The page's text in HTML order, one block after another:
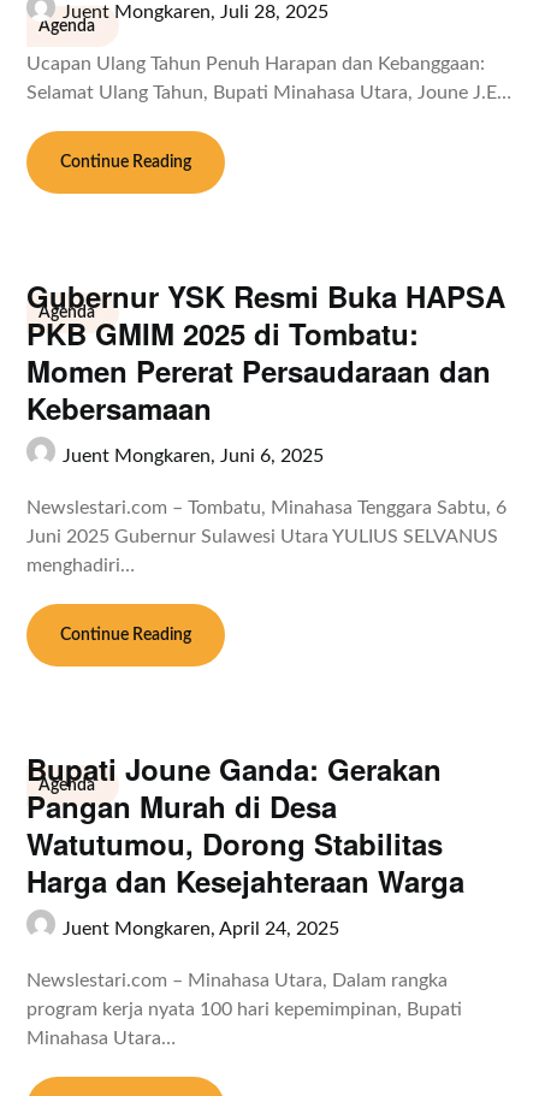
Agenda
Juent Mongkaren, Juli 28, 2025
Ucapan Ulang Tahun Penuh Harapan dan Kebanggaan:
Selamat Ulang Tahun, Bupati Minahasa Utara, Joune J.E…
Continue Reading
Agenda
Gubernur YSK Resmi Buka HAPSA
PKB GMIM 2025 di Tombatu:
Momen Pererat Persaudaraan dan
Kebersamaan
Juent Mongkaren, Juni 6, 2025
Newslestari.com – Tombatu, Minahasa Tenggara Sabtu, 6
Juni 2025 Gubernur Sulawesi Utara YULIUS SELVANUS
menghadiri…
Continue Reading
Agenda
Bupati Joune Ganda: Gerakan
Pangan Murah di Desa
Watutumou, Dorong Stabilitas
Harga dan Kesejahteraan Warga
Juent Mongkaren,April 24, 2025
Newslestari.com – Minahasa Utara, Dalam rangka
program kerja nyata 100 hari kepemimpinan, Bupati
Minahasa Utara…